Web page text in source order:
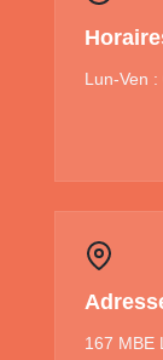
Lun-Ven
167 MBE